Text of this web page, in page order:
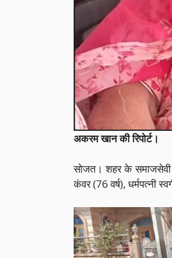
अकरम खान की रिपोर्ट।
सोजत। शहर के समाजसेवी
कंवर (76 वर्ष), धर्मपत्नी